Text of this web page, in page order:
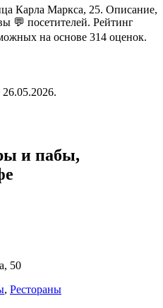
Карла Маркса, 25. Описание,
💬 посетителей. Рейтинг
на основе 314 оценок.
и пабы,
50
, Рестораны